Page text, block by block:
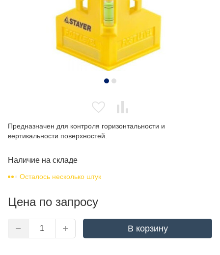
Предназначен для контроля горизонтальности и
вертикальности поверхностей.
Наличие на складе
Осталось несколько штук
Цена по запросу
В корзину